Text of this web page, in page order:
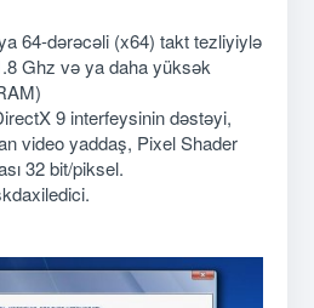
64-dərəcəli (x64) takt tezliyiylə
Ghz və ya daha yüksək
9 interfeysinin dəstəyi,
video yaddaş, Pixel Shader
32 bit/piksel.